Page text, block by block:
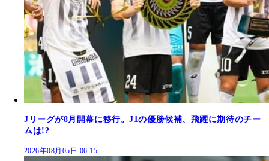
Jリーグが8月開幕に移行。J1の優勝候補、飛躍に期待のチー
ムは!?
2026年08月05日 06:15